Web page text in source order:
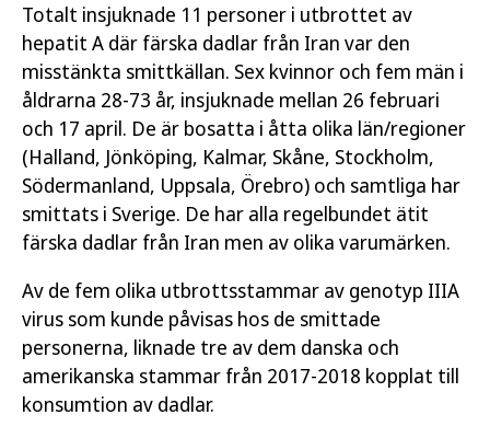
Totalt insjuknade 11 personer i utbrottet av
hepatit A där färska dadlar från Iran var den
misstänkta smittkällan. Sex kvinnor och fem män i
åldrarna 28-73 år, insjuknade mellan 26 februari
och 17 april. De är bosatta i åtta olika län/regioner
(Halland, Jönköping, Kalmar, Skåne, Stockholm,
Södermanland, Uppsala, Örebro) och samtliga har
smittats i Sverige. De har alla regelbundet ätit
färska dadlar från Iran men av olika varumärken.
Av de fem olika utbrottsstammar av genotyp IIIA
virus som kunde påvisas hos de smittade
personerna, liknade tre av dem danska och
amerikanska stammar från 2017-2018 kopplat till
konsumtion av dadlar.